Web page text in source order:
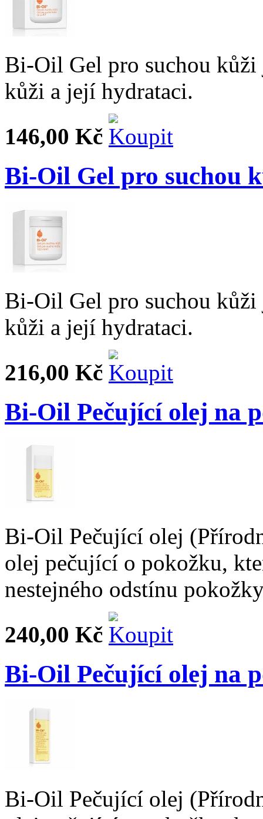
Bi-Oil Gel pro suchou kůži
kůži a její hydrataci.
146,00 Kč
Bi-Oil Gel pro suchou
Bi-Oil Gel pro suchou kůži
kůži a její hydrataci.
216,00 Kč
Bi-Oil Pečující olej na
Bi-Oil Pečující olej
olej pečující o pokožku,
nestejného odstínu
240,00 Kč
Bi-Oil Pečující olej na
Bi-Oil Pečující olej